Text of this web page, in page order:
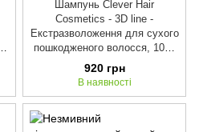
Шампунь Clever Hair
Cosmetics - 3D line -
Екстразволоження для сухого
пошкодженого волосся, 1000
мл
920 грн
В наявності